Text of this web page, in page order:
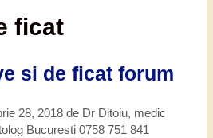
ficat
si de ficat forum
28, 2018 de Dr Ditoiu, medic
Bucuresti 0758 751 841